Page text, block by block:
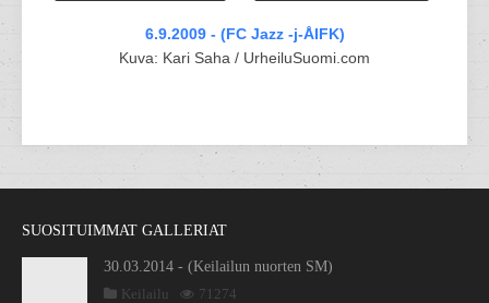
6.9.2009 - (FC Jazz -j-ÅIFK)
Kuva: Kari Saha / UrheiluSuomi.com
SUOSITUIMMAT GALLERIAT
30.03.2014 - (Keilailun nuorten SM)
Keilailu
71274